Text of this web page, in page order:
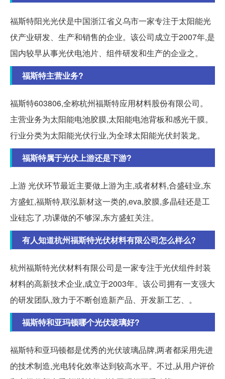
福斯特阳光光伏是中国浙江省义乌市一家专注于太阳能光
伏产业研发、生产和销售的企业。该公司成立于2007年,是
国内较早从事光伏电池片、组件研发和生产的企业之。
福斯特主营业务?
福斯特603806,全称杭州福斯特应用材料股份有限公司。
主营业务为太阳能电池胶膜,太阳能电池背板和感光干膜。
行业分类为太阳能光伏行业,为全球太阳能光伏封装龙。
福斯特属于光伏上游还是下游?
上游 光伏环节最近主要做上游为主,或者材料,合盛硅业,东
方盛虹,福斯特,联泓新材这一类的,eva,胶膜,多晶硅还是工
业硅忘了,功课做的不够深,东方盛虹关注。
有人知道杭州福斯特光伏材料有限公司怎么样么?
杭州福斯特光伏材料有限公司是一家专注于光伏组件封装
材料的高新技术企业,成立于2003年。该公司拥有一支强大
的研发团队,致力于不断创造新产品、开发新工艺、。
福斯特和亚玛顿哪个光伏玻璃好?
福斯特和亚玛顿都是优秀的光伏玻璃品牌,两者都采用先进
的技术制造,光电转化效率达到较高水平。不过,从用户评价